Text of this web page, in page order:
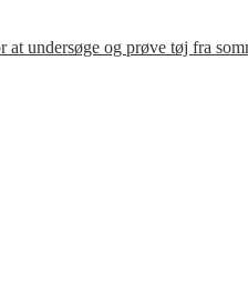
undersøge og prøve tøj fra